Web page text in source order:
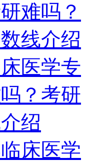
难吗？
线介绍
医学专
？考研
绍
床医学